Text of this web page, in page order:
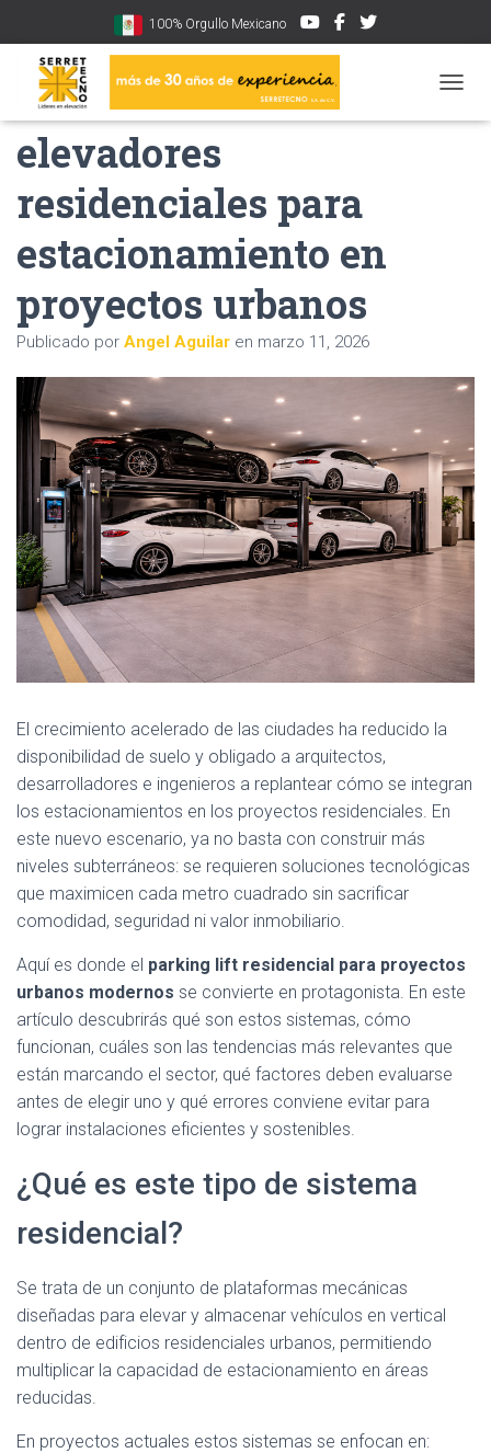
100% Orgullo Mexicano
Tendencias en
elevadores
residenciales para
estacionamiento en
proyectos urbanos
Publicado por Angel Aguilar en marzo 11, 2026
El crecimiento acelerado de las ciudades ha reducido la
disponibilidad de suelo y obligado a arquitectos,
desarrolladores e ingenieros a replantear cómo se integran
los estacionamientos en los proyectos residenciales. En
este nuevo escenario, ya no basta con construir más
niveles subterráneos: se requieren soluciones tecnológicas
que maximicen cada metro cuadrado sin sacrificar
comodidad, seguridad ni valor inmobiliario.
Aquí es donde el parking lift residencial para proyectos
urbanos modernos se convierte en protagonista. En este
artículo descubrirás qué son estos sistemas, cómo
funcionan, cuáles son las tendencias más relevantes que
están marcando el sector, qué factores deben evaluarse
antes de elegir uno y qué errores conviene evitar para
lograr instalaciones eficientes y sostenibles.
¿Qué es este tipo de sistema
residencial?
Se trata de un conjunto de plataformas mecánicas
diseñadas para elevar y almacenar vehículos en vertical
dentro de edificios residenciales urbanos, permitiendo
multiplicar la capacidad de estacionamiento en áreas
reducidas.
En proyectos actuales estos sistemas se enfocan en: